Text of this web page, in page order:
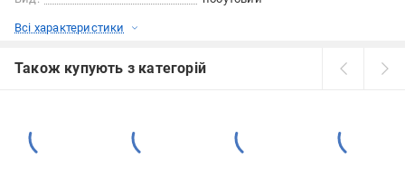
Всі характеристики
Також купують з категорій